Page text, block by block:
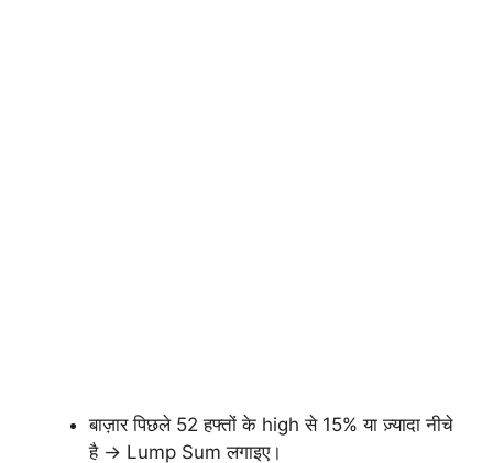
बाज़ार पिछले 52 हफ्तों के high से 15% या ज़्यादा नीचे
है → Lump Sum लगाइए।